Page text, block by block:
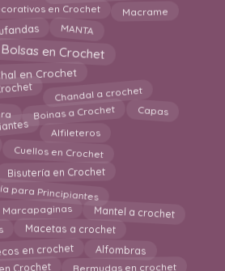
en Crochet Macrame
MANTA
Bolsas en Crochet
en Crochet
Chandal a crochet
Boinas a Crochet Capas
Alfileteros
Cuellos en Crochet
Bisutería en Crochet
para Principiantes
Marcapaginas Mantel a crochet
Macetas a crochet
en crochet Alfombras